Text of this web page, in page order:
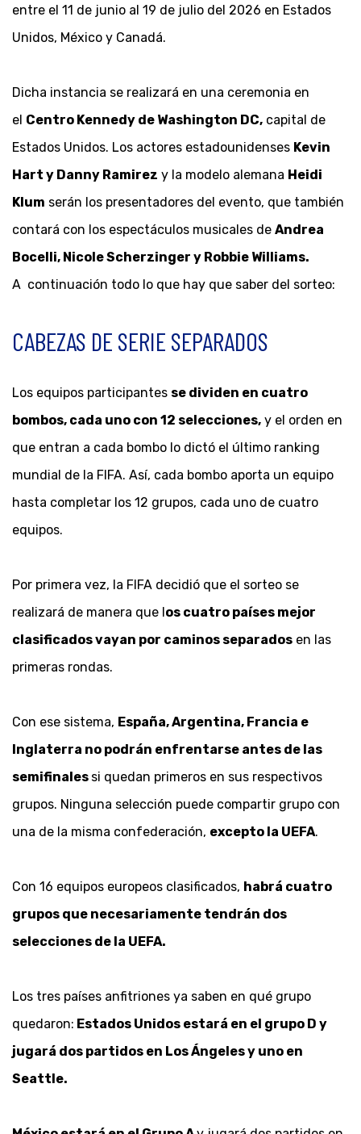
entre el 11 de junio al 19 de julio del 2026 en Estados
Unidos, México y Canadá.
Dicha instancia se realizará en una ceremonia en
el Centro Kennedy de Washington DC, capital de
Estados Unidos. Los actores estadounidenses Kevin
Hart y Danny Ramirez y la modelo alemana Heidi
Klum serán los presentadores del evento, que también
contará con los espectáculos musicales de Andrea
Bocelli, Nicole Scherzinger y Robbie Williams.
A continuación todo lo que hay que saber del sorteo:
CABEZAS DE SERIE SEPARADOS
Los equipos participantes se dividen en cuatro
bombos, cada uno con 12 selecciones, y el orden en
que entran a cada bombo lo dictó el último ranking
mundial de la FIFA. Así, cada bombo aporta un equipo
hasta completar los 12 grupos, cada uno de cuatro
equipos.
Por primera vez, la FIFA decidió que el sorteo se
realizará de manera que los cuatro países mejor
clasificados vayan por caminos separados en las
primeras rondas.
Con ese sistema, España, Argentina, Francia e
Inglaterra no podrán enfrentarse antes de las
semifinales si quedan primeros en sus respectivos
grupos. Ninguna selección puede compartir grupo con
una de la misma confederación, excepto la UEFA.
Con 16 equipos europeos clasificados, habrá cuatro
grupos que necesariamente tendrán dos
selecciones de la UEFA.
Los tres países anfitriones ya saben en qué grupo
quedaron: Estados Unidos estará en el grupo D y
jugará dos partidos en Los Ángeles y uno en
Seattle.